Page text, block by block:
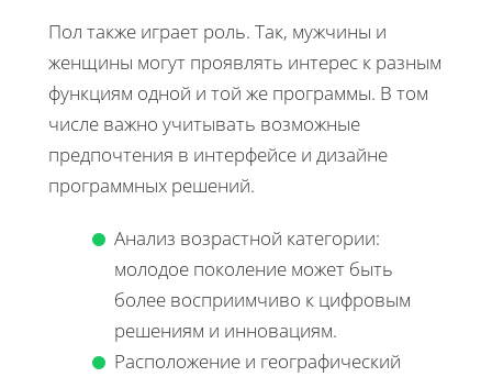
Пол также играет роль. Так, мужчины и
женщины могут проявлять интерес к разным
функциям одной и той же программы. В том
числе важно учитывать возможные
предпочтения в интерфейсе и дизайне
программных решений.
Анализ возрастной категории:
молодое поколение может быть
более восприимчиво к цифровым
решениям и инновациям.
Расположение и географический